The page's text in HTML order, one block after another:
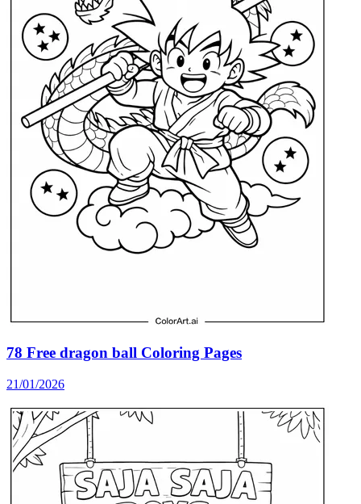
78 Free dragon ball Coloring Pages
21/01/2026